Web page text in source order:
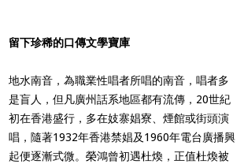
留下珍稀的口傳文學寶庫
地水南音，為職業性唱者所唱的南音，唱者多
是盲人，但凡廣州話系地區都有流傳，20世紀
初在香港盛行，多在妓寨娼寮、煙館或街頭演
唱，隨著1932年香港禁娼及1960年電台廣播興
起便逐漸式微。榮鴻曾初遇杜煥，正值杜煥被